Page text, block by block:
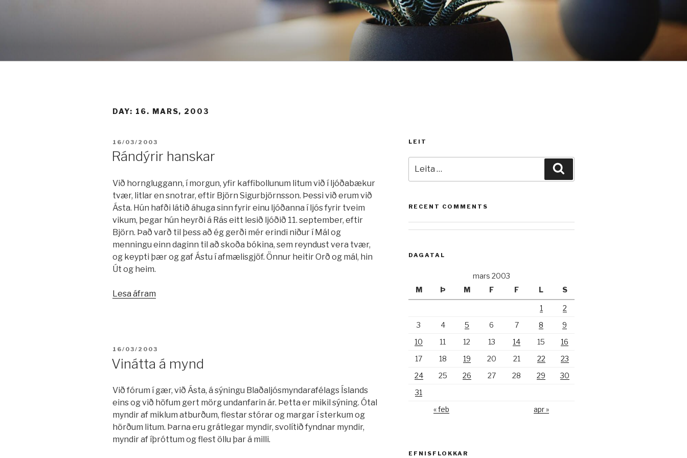
DAY: 16. MARS, 2003
BIRT:
16/03/2003
Rándýrir hanskar
Við horngluggann, í morgun, yfir kaffibollunum litum við í ljóðabækur
tvær, litlar en snotrar, eftir Björn Sigurbjörnsson. Þessi við erum við
Ásta. Hún hafði látið áhuga sinn fyrir einu ljóðanna í ljós fyrir tveim
vikum, þegar hún heyrði á Rás eitt lesið ljóðið 11. september, eftir
Björn. Það varð til þess að ég gerði mér erindi niður í Mál og
menningu einn daginn til að skoða bókina, sem reyndust vera tvær,
og keypti þær og gaf Ástu í afmælisgjöf. Önnur heitir Orð og mál, hin
Út og heim.
Lesa áfram
BIRT:
16/03/2003
Vinátta á mynd
Við fórum í gær, við Ásta, á sýningu Blaðaljósmyndarafélags Íslands
eins og við höfum gert mörg undanfarin ár. Þetta er mikil sýning. Ótal
myndir af miklum atburðum, flestar stórar og margar í sterkum og
hörðum litum. Þarna eru grátlegar myndir, svolítið fyndnar myndir,
myndir af íþróttum og flest öllu þar á milli.
LEIT
að:
RECENT COMMENTS
DAGATAL
mars 2003
M
Þ M F F L S
1
2
3
4 5 6 7 8
9
10
11 12 13 14 15
16
17
18 19 20 21 22
23
24
25 26 27 28 29
30
31
« feb
apr »
EFNISFLOKKAR